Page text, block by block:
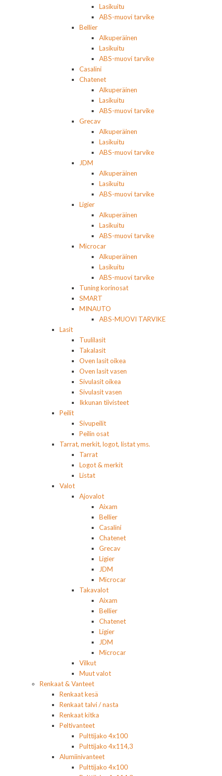
Lasikuitu
ABS-muovi tarvike
Bellier
Alkuperäinen
Lasikuitu
ABS-muovi tarvike
Casalini
Chatenet
Alkuperäinen
Lasikuitu
ABS-muovi tarvike
Grecav
Alkuperäinen
Lasikuitu
ABS-muovi tarvike
JDM
Alkuperäinen
Lasikuitu
ABS-muovi tarvike
Ligier
Alkuperäinen
Lasikuitu
ABS-muovi tarvike
Microcar
Alkuperäinen
Lasikuitu
ABS-muovi tarvike
Tuning korinosat
SMART
MINAUTO
ABS-MUOVI TARVIKE
Lasit
Tuulilasit
Takalasit
Oven lasit oikea
Oven lasit vasen
Sivulasit oikea
Sivulasit vasen
Ikkunan tiivisteet
Peilit
Sivupeilit
Peilin osat
Tarrat, merkit, logot, listat yms.
Tarrat
Logot & merkit
Listat
Valot
Ajovalot
Aixam
Bellier
Casalini
Chatenet
Grecav
Ligier
JDM
Microcar
Takavalot
Aixam
Bellier
Chatenet
Ligier
JDM
Microcar
Vilkut
Muut valot
Renkaat & Vanteet
Renkaat kesä
Renkaat talvi / nasta
Renkaat kitka
Peltivanteet
Pulttijako 4x100
Pulttijako 4x114,3
Alumiinivanteet
Pulttijako 4x100